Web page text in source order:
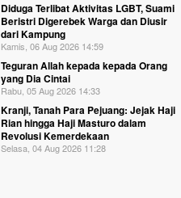
Diduga Terlibat Aktivitas LGBT, Suami
Beristri Digerebek Warga dan Diusir
dari Kampung
Kamis, 06 Aug 2026 14:59
Teguran Allah kepada kepada Orang
yang Dia Cintai
Rabu, 05 Aug 2026 14:33
Kranji, Tanah Para Pejuang: Jejak Haji
Rian hingga Haji Masturo dalam
Revolusi Kemerdekaan
Selasa, 04 Aug 2026 11:28